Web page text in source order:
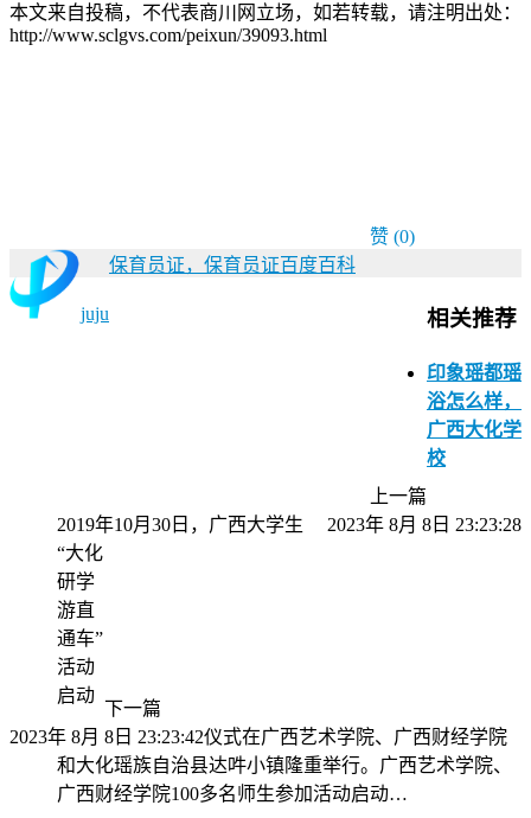
本文来自投稿，不代表商川网立场，如若转载，请注明出处：
http://www.sclgvs.com/peixun/39093.html
赞 (0)
juju
上一篇
2023年 8月 8日 23:23:28
保育员证，保育员证百度百科
下一篇
2023年 8月 8日 23:23:42
相关推荐
印象瑶都瑶
浴怎么样，
广西大化学
校
2019年10月30日，广西大学生
“大化
研学
游直
通车”
活动
启动
仪式在广西艺术学院、广西财经学院
和大化瑶族自治县达吽小镇隆重举行。广西艺术学院、
广西财经学院100多名师生参加活动启动…